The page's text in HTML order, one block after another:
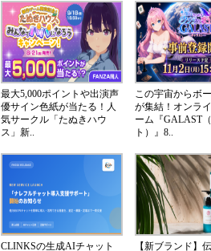
最大5,000ポイントや出演声
優サイン色紙が当たる！人
気サークル「たぬきハウ
ス」新..
この宇宙からボ
が集結！オンラ
ーム『GALAST
ト）』8..
CLINKSの生成AIチャット
【新ブランド】